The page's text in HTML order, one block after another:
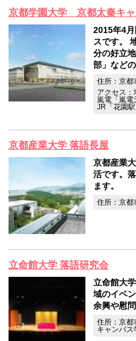
京都学園大学 京都太秦キャ
2015年4
スです。
分の好立
部」など
住所：京都
アクセス
嵐電「嵐電
JR「花園
京都産業大学 落語長屋
京都産業
活です。
ます。
住所：京都
立命館大学 落語研究会
立命館大
域のイベ
余興や慰
住所：京都
キャンパス